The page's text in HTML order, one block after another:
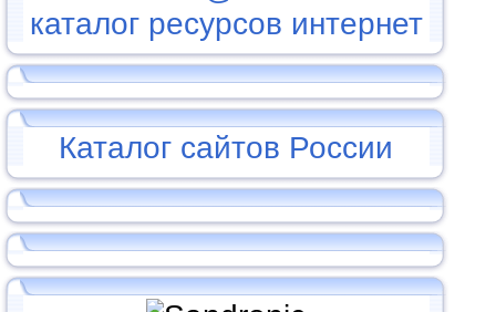
Каталог сайтов России